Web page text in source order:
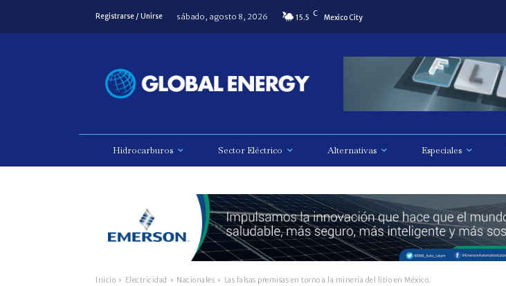
Registrarse / Unirse sábado, agosto 8, 2026 15.5 C Mexico City
Hidrocarburos Sector Eléctrico Alternativas Especiales
Inicio Electricidad Nacionales Las falsas premisas en torno a la minería del litio en México.